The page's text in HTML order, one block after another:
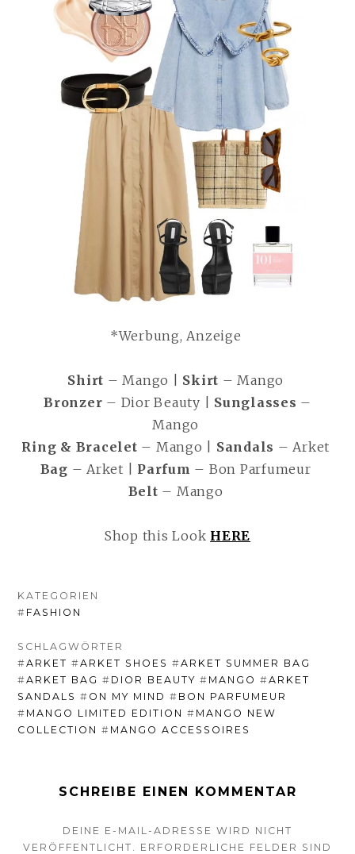
*Werbung, Anzeige
Shirt – Mango | Skirt – Mango
Bronzer – Dior Beauty | Sunglasses –
Mango
Ring & Bracelet – Mango | Sandals – Arket
Bag – Arket | Parfum – Bon Parfumeur
Belt – Mango
Shop this Look HERE
KATEGORIEN
# FASHION
SCHLAGWÖRTER
#ARKET #ARKET SHOES #ARKET SUMMER BAG
#ARKET BAG # DIOR BEAUTY # MANGO #ARKET
SANDALS # ON MY MIND # BON PARFUMEUR
# MANGO LIMITED EDITION # MANGO NEW
COLLECTION # MANGO ACCESSOIRES
SCHREIBE EINEN KOMMENTAR
DEINE E-MAIL-ADRESSE WIRD NICHT
VERÖFFENTLICHT.
ERFORDERLICHE FELDER SIND